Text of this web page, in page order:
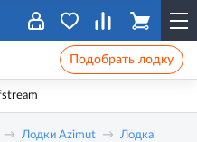
Подобрать лодку
Лодки Azimut
Лодка